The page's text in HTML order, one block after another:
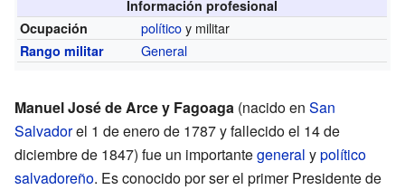
Información profesional
Ocupación
políticoy militar
Rango militar General
Manuel José de Arce y Fagoaga (nacido en San
Salvadorel 1 de enero de 1787 y fallecido el 14 de
diciembre de 1847) fue un importantegeneral ypolítico
salvadoreño. Es conocido por ser el primer Presidente de